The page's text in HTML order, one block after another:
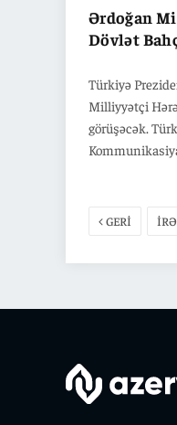
Ərdoğan
Dövlət
Türkiyə
Milliyyətçi
görüşəcək.
görüşün
bağlı
GERİ